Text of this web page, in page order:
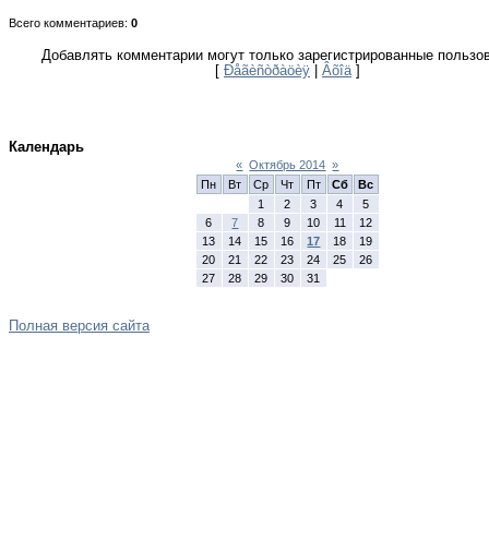
Всего комментариев: 0
Добавлять комментарии могут только зарегистрированные
[ Ðåãèñòðàöèÿ Âõîä ]
Календарь
« Октябрь 2014 »
Пн
Вт Ср Чт Пт Сб
Вс
1
2 3 4
5
6
7 8 9 10 11
12
13
14 15 16 17 18
19
20
21 22 23 24 25
26
27
28 29 30 31
Полная версия сайта